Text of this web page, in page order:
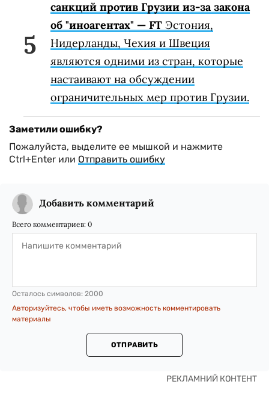
санкций против Грузии из-за закона
об "иноагентах" — FT Эстония,
Нидерланды, Чехия и Швеция
являются одними из стран, которые
настаивают на обсуждении
ограничительных мер против Грузии.
Заметили ошибку?
Пожалуйста, выделите ее мышкой и нажмите
Ctrl+Enter или Отправить ошибку
Добавить комментарий
Всего комментариев: 0
Осталось символов: 2000
Авторизуйтесь, чтобы иметь возможность комментировать
материалы
ОТПРАВИТЬ